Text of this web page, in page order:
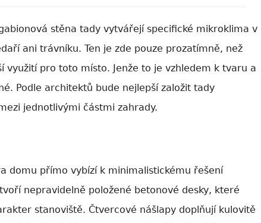
stěna tady vytvářejí specifické mikroklima v
ani trávníku. Ten je zde pouze prozatímně, než
využití pro toto místo. Jenže to je vzhledem k tvaru a
Podle architektů bude nejlepší založit tady
jednotlivými částmi zahrady.
domu přímo vybízí k minimalistickému řešení
nepravidelně položené betonové desky, které
stanoviště. Čtvercové nášlapy doplňují kulovitě